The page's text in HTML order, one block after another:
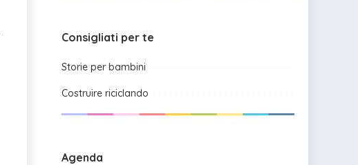
Consigliati per te
Storie per bambini
Costruire riciclando
Agenda